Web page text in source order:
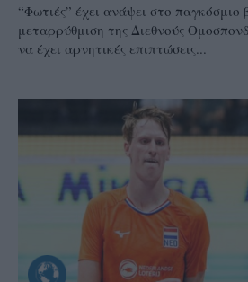
“Φωτιές” έχει ανάψει στο
μεταρρύθμιση της Διεθνούς
να έχει αρνητικές επιπτώσεις...